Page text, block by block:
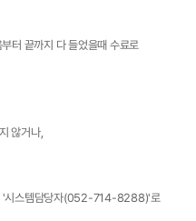
터 끝까지 다 들었을때 수료로
않거나,
'시스템담당자(052-714-8288)'로